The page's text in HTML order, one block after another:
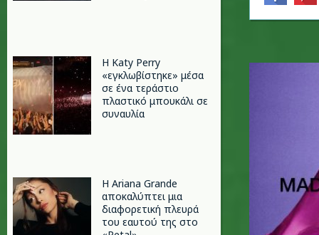
H Katy Perry
«εγκλωβίστηκε» μέσα
σε ένα τεράστιο
πλαστικό μπουκάλι σε
συναυλία
Η Ariana Grande
αποκαλύπτει μια
διαφορετική πλευρά
του εαυτού της στο